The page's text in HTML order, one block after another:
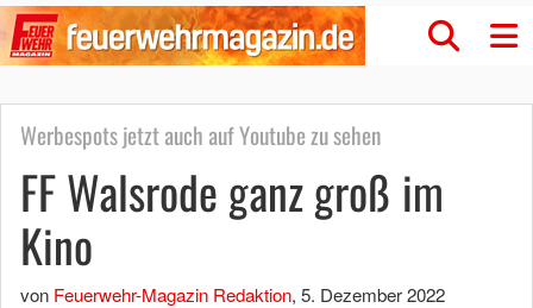
Werbespots jetzt auch auf Youtube zu sehen
FF Walsrode ganz groß im
Kino
von Feuerwehr-Magazin Redaktion, 5. Dezember 2022